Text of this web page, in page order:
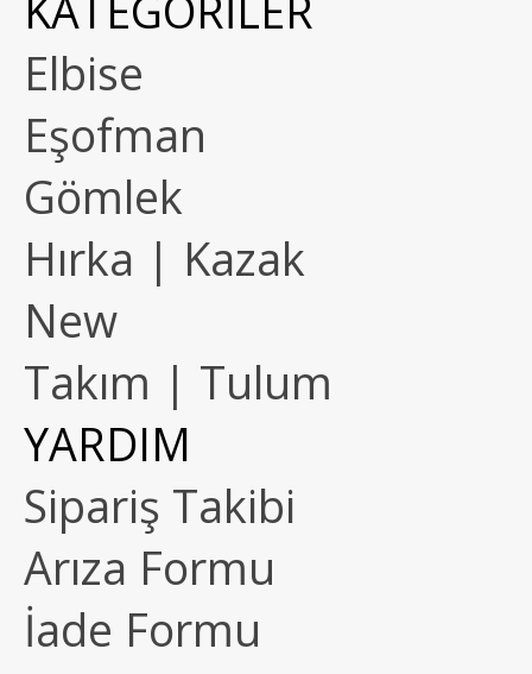
Elbise
Eşofman
Gömlek
Hırka | Kazak
New
Takım | Tulum
YARDIM
Sipariş Takibi
Arıza Formu
İade Formu